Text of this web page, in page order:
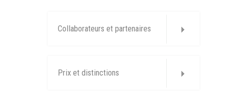
Collaborateurs et partenaires
Prix et distinctions